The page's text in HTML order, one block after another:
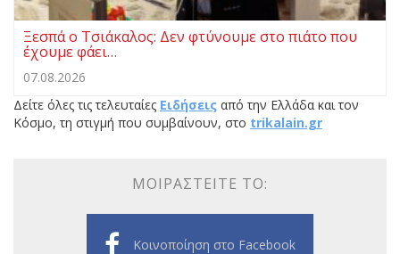
Ξεσπά ο Τσιάκαλος: Δεν φτύνουμε στο πιάτο που
έχουμε φάει…
07.08.2026
Δείτε όλες τις τελευταίες Ειδήσεις από την Ελλάδα και τον
Κόσμο, τη στιγμή που συμβαίνουν, στο trikalain.gr
ΜΟΙΡΑΣΤΕΊΤΕ ΤΟ:
Κοινοποίηση στο Facebook